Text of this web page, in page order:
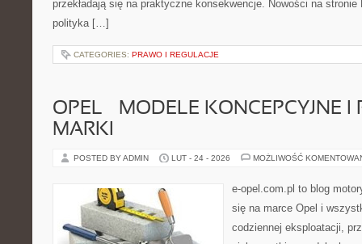
przekładają się na praktyczne konsekwencje. Nowości na
polityka […]
CATEGORIES: PRAWO I REGULACJE
OPEL – MODELE KONCEPCYJNE I
MARKI
POSTED BY ADMIN LUT - 24 - 2026 MOŻLIWOŚĆ
e-opel.com.pl to blog
się na marce Opel i
codziennej eksploatacji,